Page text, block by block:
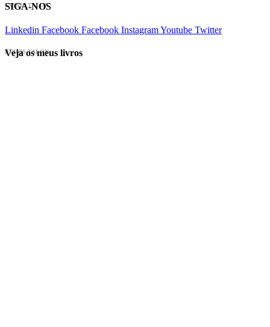
EVINIS TALON
SIGA-NOS
Linkedin Facebook Facebook InstagramYoutube Twitter
EVINIS TALON
Veja os meus livros